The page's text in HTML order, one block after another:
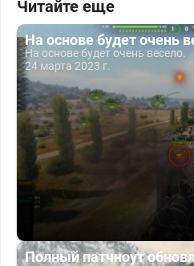
Читайте еще
На основе будет очень
На основе будет очень весело.
24 марта 2023 г.
Полный патчноут